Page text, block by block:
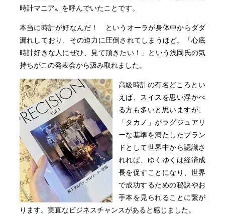
時計マニア〟を呼んでいたことです。
本当に時計が好なんだ！ というオーラが身体中からダダ
漏れしており、その迫力に圧倒されてしまうほど。「心底
時計好きな人にぜひ、見て頂きたい！」という浅岡氏の気
持ちがこの発表会から汲み取れました。
高級時計の有名どころとい
えば、スイスを思い浮かべ
る方も多いと思いますが、
「タカノ」がラグジュアリ
ーな基準を満たしたブラン
ドとして世界中から認識さ
れれば、ゆくゆくは経済成
長を促すことになり、世界
で成功するための秘訣やお
手本を見られることに繋が
ります。実直なビジネスチャンスがあると感じました。